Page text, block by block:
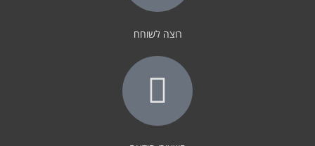
רוצה לשוחח